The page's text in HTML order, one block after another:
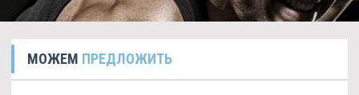
МОЖЕМ ПРЕДЛОЖИТЬ